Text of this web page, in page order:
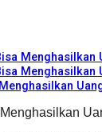
Menghasilkan
Menghasilkan